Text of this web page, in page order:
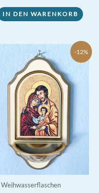
IN DEN WARENKORB
-12%
Weihwasserflaschen